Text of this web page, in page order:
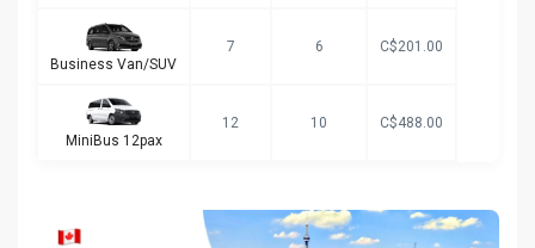
Business Van/SUV
7 6 C$201.00
MiniBus 12pax
12 10 C$488.00